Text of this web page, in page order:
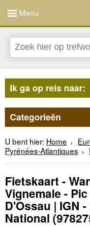
Menu
Ik ga op reis naar:
Categorieën
U bent hier: Home
Pyrénées-Atlantiques
Fietskaart -
Vignemale -
D'Ossau | IGN
National